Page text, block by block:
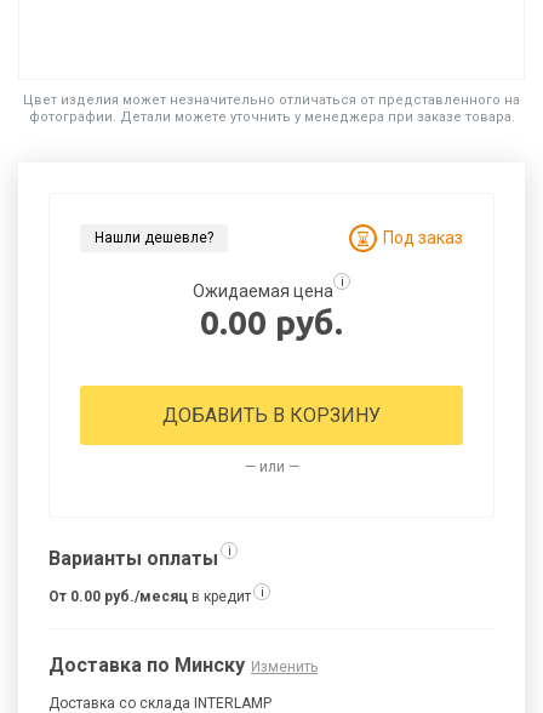
Цвет изделия может незначительно отличаться от представленного на
фотографии. Детали можете уточнить у менеджера при заказе товара.
Нашли дешевле? Под заказ
Ожидаемая цена i
0.00 руб.
ДОБАВИТЬ В КОРЗИНУ
— или —
Варианты оплаты i
От 0.00 руб./месяц в кредит i
Доставка по Минску Изменить
Доставка со склада INTERLAMP